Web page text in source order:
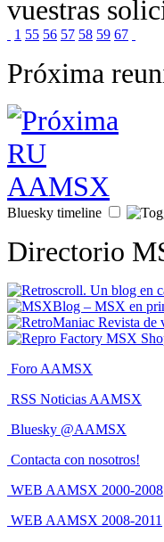
vuestras
1 55 56 57 58 59 67
Próxima
Bluesky timeline
Directorio
Foro AAMSX
RSS Noticias AAMSX
Bluesky @AAMSX
Contacta con nosotros!
WEB AAMSX 2000-2008
WEB AAMSX 2008-2011